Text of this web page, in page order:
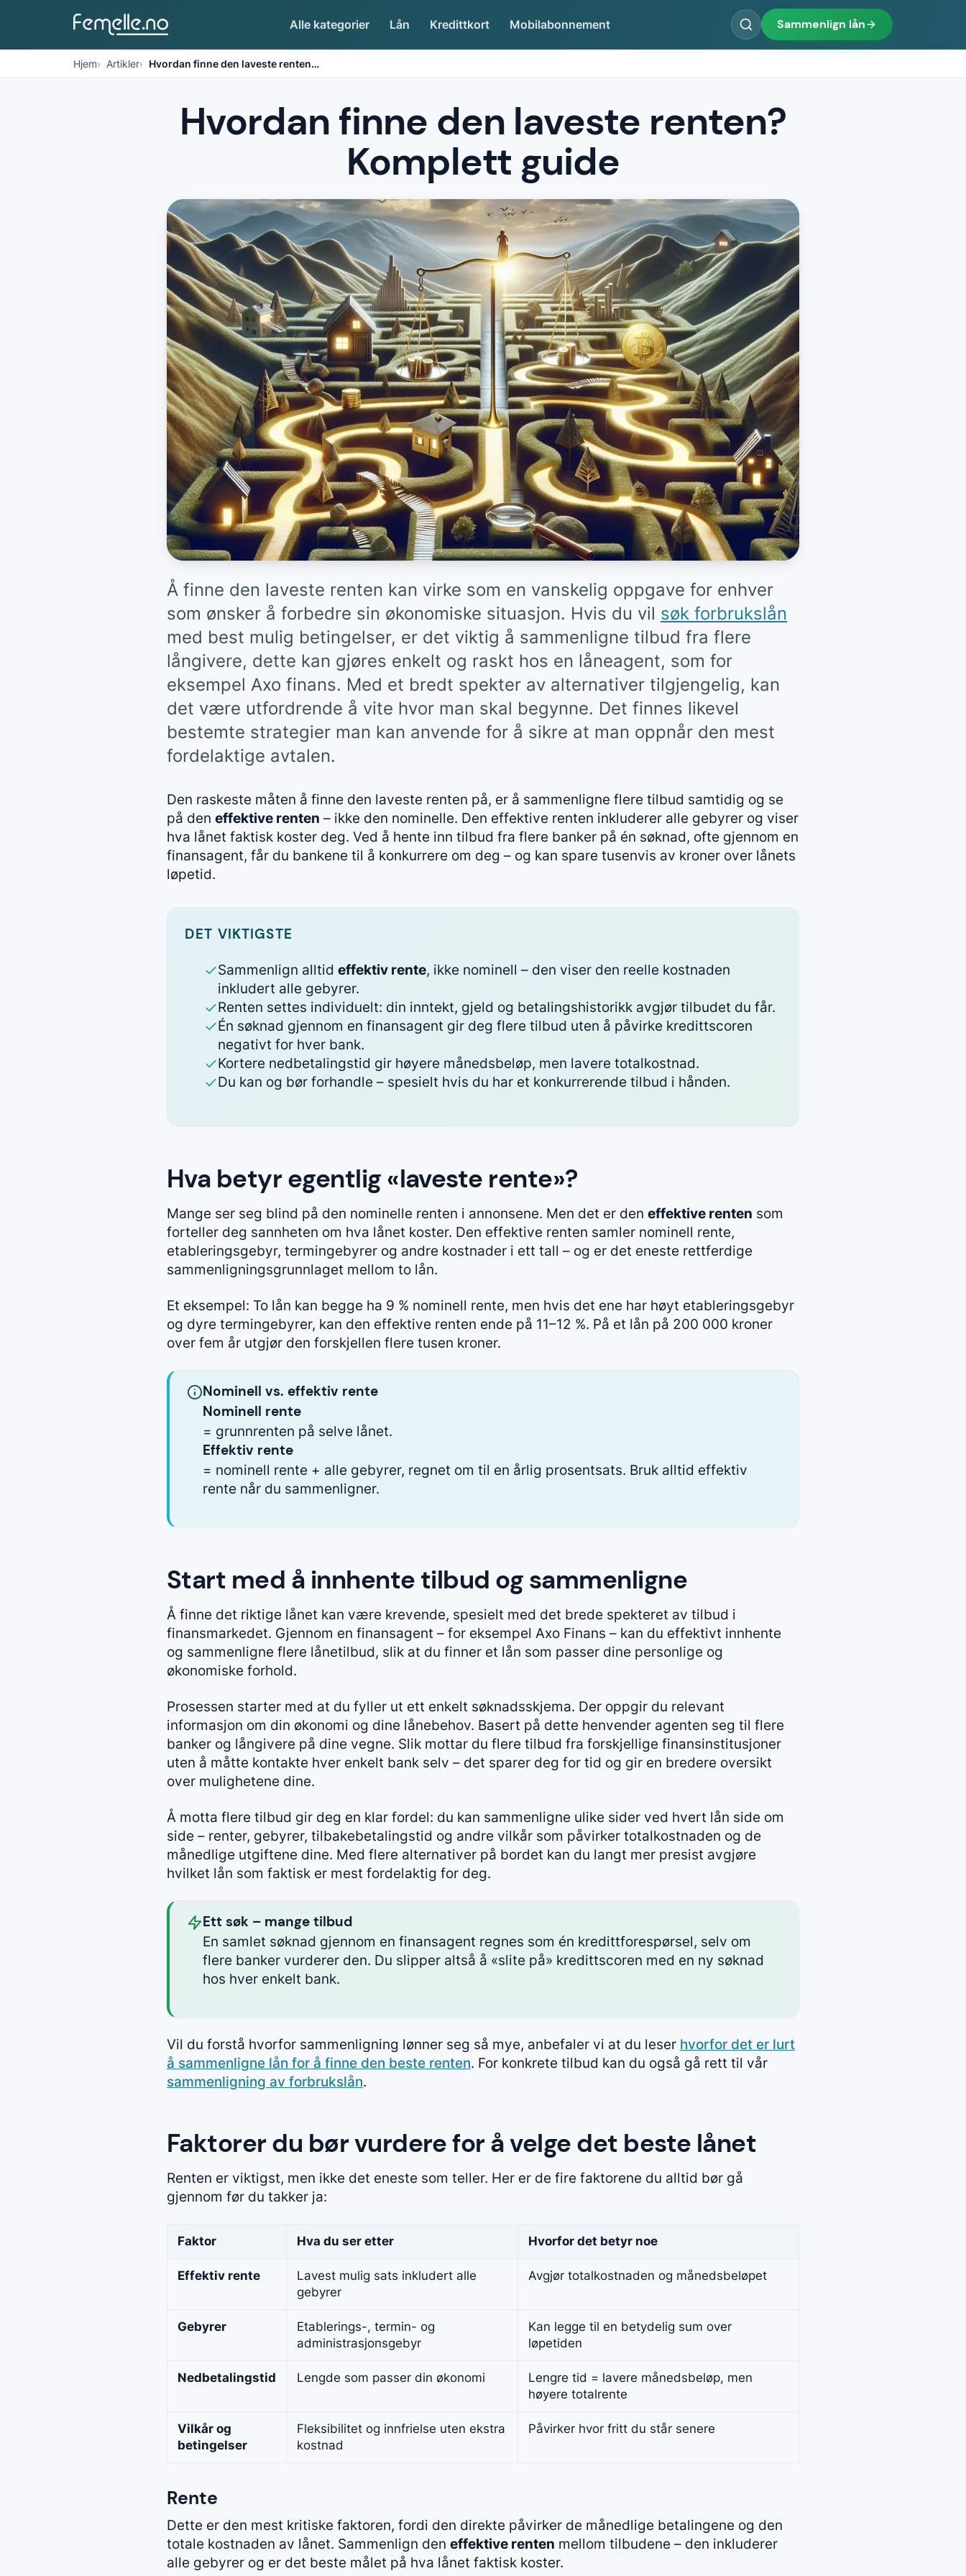
Alle kategorier Lån Kredittkort Mobilabonnement Sammenlign lån
Hjem Artikler Hvordan finne den laveste renten…
Hvordan finne den laveste renten?
Komplett guide
Å finne den laveste renten kan virke som en vanskelig oppgave for enhver
som ønsker å forbedre sin økonomiske situasjon. Hvis du vil søk forbrukslån
med best mulig betingelser, er det viktig å sammenligne tilbud fra flere
långivere, dette kan gjøres enkelt og raskt hos en låneagent, som for
eksempel Axo finans. Med et bredt spekter av alternativer tilgjengelig, kan
det være utfordrende å vite hvor man skal begynne. Det finnes likevel
bestemte strategier man kan anvende for å sikre at man oppnår den mest
fordelaktige avtalen.
Den raskeste måten å finne den laveste renten på, er å sammenligne flere tilbud samtidig og se
på den effektive renten – ikke den nominelle. Den effektive renten inkluderer alle gebyrer og viser
hva lånet faktisk koster deg. Ved å hente inn tilbud fra flere banker på én søknad, ofte gjennom en
finansagent, får du bankene til å konkurrere om deg – og kan spare tusenvis av kroner over lånets
løpetid.
DET VIKTIGSTE
Sammenlign alltid effektiv rente, ikke nominell – den viser den reelle kostnaden
inkludert alle gebyrer.
Renten settes individuelt: din inntekt, gjeld og betalingshistorikk avgjør tilbudet du får.
Én søknad gjennom en finansagent gir deg flere tilbud uten å påvirke kredittscoren
negativt for hver bank.
Kortere nedbetalingstid gir høyere månedsbeløp, men lavere totalkostnad.
Du kan og bør forhandle – spesielt hvis du har et konkurrerende tilbud i hånden.
Hva betyr egentlig «laveste rente»?
Mange ser seg blind på den nominelle renten i annonsene. Men det er den effektive renten som
forteller deg sannheten om hva lånet koster. Den effektive renten samler nominell rente,
etableringsgebyr, termingebyrer og andre kostnader i ett tall – og er det eneste rettferdige
sammenligningsgrunnlaget mellom to lån.
Et eksempel: To lån kan begge ha 9 % nominell rente, men hvis det ene har høyt etableringsgebyr
og dyre termingebyrer, kan den effektive renten ende på 11–12 %. På et lån på 200 000 kroner
over fem år utgjør den forskjellen flere tusen kroner.
Nominell vs. effektiv rente
Nominell rente
= grunnrenten på selve lånet.
Effektiv rente
= nominell rente + alle gebyrer, regnet om til en årlig prosentsats. Bruk alltid effektiv
rente når du sammenligner.
Start med å innhente tilbud og sammenligne
Å finne det riktige lånet kan være krevende, spesielt med det brede spekteret av tilbud i
finansmarkedet. Gjennom en finansagent – for eksempel Axo Finans – kan du effektivt innhente
og sammenligne flere lånetilbud, slik at du finner et lån som passer dine personlige og
økonomiske forhold.
Prosessen starter med at du fyller ut ett enkelt søknadsskjema. Der oppgir du relevant
informasjon om din økonomi og dine lånebehov. Basert på dette henvender agenten seg til flere
banker og långivere på dine vegne. Slik mottar du flere tilbud fra forskjellige finansinstitusjoner
uten å måtte kontakte hver enkelt bank selv – det sparer deg for tid og gir en bredere oversikt
over mulighetene dine.
Å motta flere tilbud gir deg en klar fordel: du kan sammenligne ulike sider ved hvert lån side om
side – renter, gebyrer, tilbakebetalingstid og andre vilkår som påvirker totalkostnaden og de
månedlige utgiftene dine. Med flere alternativer på bordet kan du langt mer presist avgjøre
hvilket lån som faktisk er mest fordelaktig for deg.
Ett søk – mange tilbud
En samlet søknad gjennom en finansagent regnes som én kredittforespørsel, selv om
flere banker vurderer den. Du slipper altså å «slite på» kredittscoren med en ny søknad
hos hver enkelt bank.
Vil du forstå hvorfor sammenligning lønner seg så mye, anbefaler vi at du leser hvorfor det er lurt
å sammenligne lån for å finne den beste renten. For konkrete tilbud kan du også gå rett til vår
sammenligning av forbrukslån.
Faktorer du bør vurdere for å velge det beste lånet
Renten er viktigst, men ikke det eneste som teller. Her er de fire faktorene du alltid bør gå
gjennom før du takker ja:
Faktor Hva du ser etter Hvorfor det betyr noe
Effektiv rente
Lavest mulig sats inkludert alle
gebyrer
Avgjør totalkostnaden og månedsbeløpet
Gebyrer
Etablerings-, termin- og
administrasjonsgebyr
Kan legge til en betydelig sum over
løpetiden
Nedbetalingstid Lengde som passer din økonomi
Lengre tid = lavere månedsbeløp, men
høyere totalrente
Vilkår og
betingelser
Fleksibilitet og innfrielse uten ekstra
kostnad
Påvirker hvor fritt du står senere
Rente
Dette er den mest kritiske faktoren, fordi den direkte påvirker de månedlige betalingene og den
totale kostnaden av lånet. Sammenlign den effektive renten mellom tilbudene – den inkluderer
alle gebyrer og er det beste målet på hva lånet faktisk koster.